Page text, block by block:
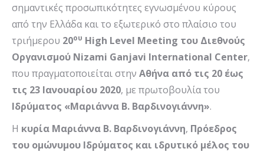
σημαντικές προσωπικότητες εγνωσμένου κύρους
από την Ελλάδα και το εξωτερικό στο πλαίσιο του
τριήμερου 20ου High Level Meeting του Διεθνούς
Οργανισμού Nizami Ganjavi International Center,
που πραγματοποιείται στην Αθήνα από τις 20 έως
τις 23 Ιανουαρίου 2020, με πρωτοβουλία του
Ιδρύματος «Μαριάννα Β. Βαρδινογιάννη».
Η κυρία Μαριάννα Β. Βαρδινογιάννη, Πρόεδρος
του ομώνυμου Ιδρύματος και ιδρυτικό μέλος του